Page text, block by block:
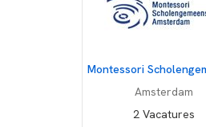
Amsterdam
2 Vacatures